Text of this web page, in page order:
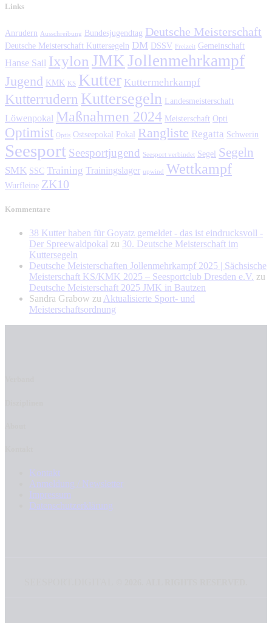
Links
Anrudern Ausschreibung Bundesjugendtag Deutsche Meisterschaft
Deutsche Meisterschaft Kuttersegeln DM DSSV Freizeit Gemeinschaft
Hanse Sail Ixylon JMK Jollenmehrkampf
Jugend KMK KS Kutter Kuttermehrkampf
Kutterrudern Kuttersegeln Landesmeisterschaft
Löwenpokal Maßnahmen 2024 Meisterschaft Opti
Optimist Optis Ostseepokal Pokal Rangliste Regatta Schwerin
Seesport Seesportjugend Seesport verbindet Segel Segeln
SMK SSC Training Trainingslager upwind Wettkampf
Wurfleine ZK10
Kommentare
38 Kutter haben für Goyatz gemeldet - das ist eindrucksvoll -
Der Spreewaldpokal zu 30. Deutsche Meisterschaft im
Kuttersegeln
Deutsche Meisterschaften Jollenmehrkampf 2025 | Sächsische
Meisterschaft KS/KMK 2025 – Seesportclub Dresden e.V. zu
Deutsche Meisterschaft 2025 JMK in Bautzen
Sandra Grabow zu Aktualisierte Sport- und
Meisterschaftsordnung
Kontakt
Anmeldung / Newsletter
Impressum
Datenschutzerklärung